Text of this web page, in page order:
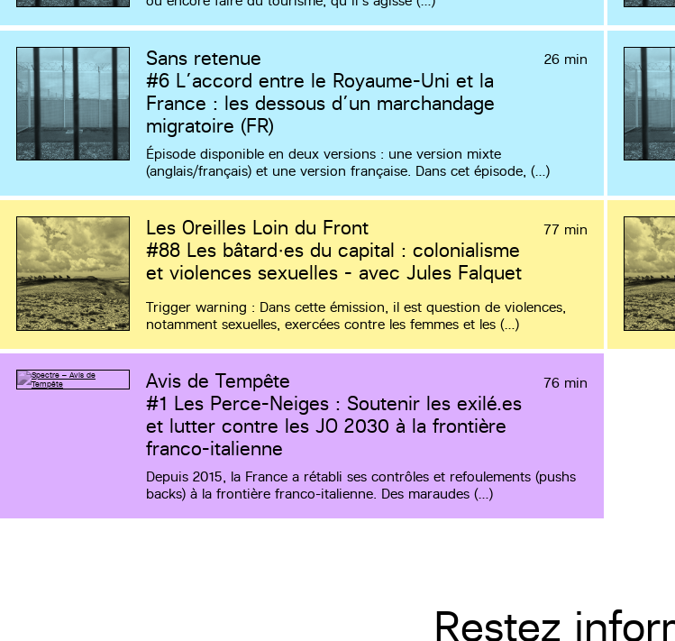
Sans retenue
#6 L’accord entre le Royaume-Uni et la
France : les dessous d’un marchandage
migratoire (FR)
26 min
Épisode disponible en deux versions : une version mixte
(anglais/français) et une version française. Dans cet épisode, (…)
Les Oreilles Loin du Front
#88 Les bâtard·es du capital : colonialisme
et violences sexuelles - avec Jules Falquet
77 min
Trigger warning : Dans cette émission, il est question de violences,
notamment sexuelles, exercées contre les femmes et les (…)
Avis de Tempête
#1 Les Perce-Neiges : Soutenir les exilé.es
et lutter contre les JO 2030 à la frontière
franco-italienne
76 min
Depuis 2015, la France a rétabli ses contrôles et refoulements (pushs
backs) à la frontière franco-italienne. Des maraudes (…)
Restez